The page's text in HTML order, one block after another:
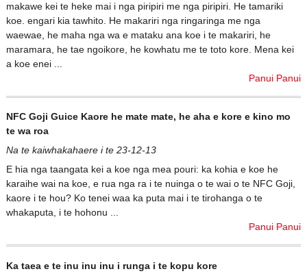
makawe kei te heke mai i nga piripiri me nga piripiri. He tamariki
koe. engari kia tawhito. He makariri nga ringaringa me nga
waewae, he maha nga wa e mataku ana koe i te makariri, he
maramara, he tae ngoikore, he kowhatu me te toto kore. Mena kei
a koe enei ...
Panui Panui
NFC Goji Guice Kaore he mate mate, he aha e kore e kino mo
te wa roa
Na te kaiwhakahaere i te 23-12-13
E hia nga taangata kei a koe nga mea pouri: ka kohia e koe he
karaihe wai na koe, e rua nga ra i te nuinga o te wai o te NFC Goji,
kaore i te hou? Ko tenei waa ka puta mai i te tirohanga o te
whakaputa, i te hohonu ...
Panui Panui
Ka taea e te inu inu inu i runga i te kopu kore